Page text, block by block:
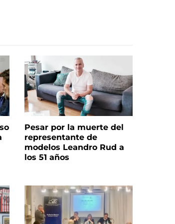
Pesar por la muerte del
representante de
modelos Leandro Rud a
los 51 años